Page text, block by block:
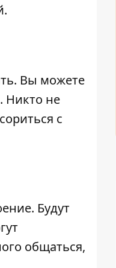
Вы можете
Никто не
с
Будут
общаться,